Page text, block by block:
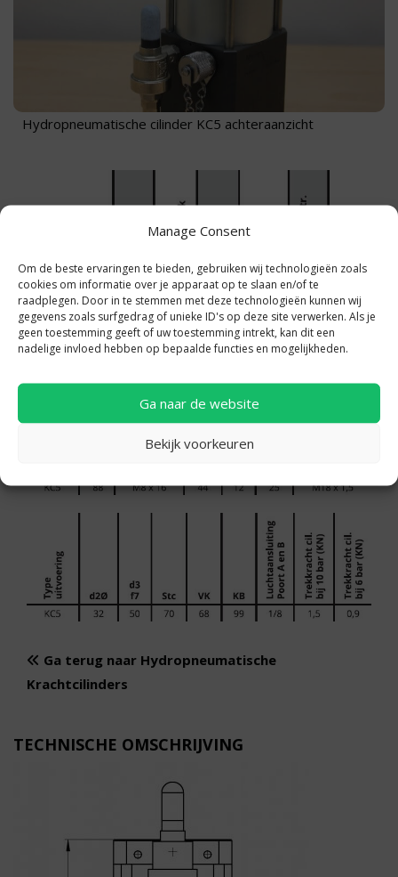
Manage Consent
Om de beste ervaringen te bieden, gebruiken wij technologieën zoals
cookies om informatie over je apparaat op te slaan en/of te
raadplegen. Door in te stemmen met deze technologieën kunnen wij
gegevens zoals surfgedrag of unieke ID's op deze site verwerken. Als je
geen toestemming geeft of uw toestemming intrekt, kan dit een
nadelige invloed hebben op bepaalde functies en mogelijkheden.
Ga naar de website
Bekijk voorkeuren
Hydropneumatische cilinder KC5 achteraanzicht
Ga terug naar Hydropneumatische
Krachtcilinders
TECHNISCHE OMSCHRIJVING